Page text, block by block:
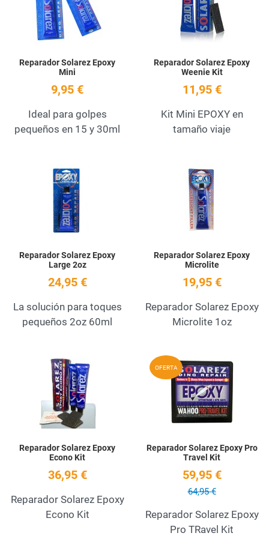
Reparador Solarez Epoxy
Mini
9,95 €
Ideal para golpes
pequeños en 15 y 30ml
Reparador Solarez Epoxy
Weenie Kit
11,95 €
Kit Mini EPOXY en
tamaño viaje
Add to Wishlist
Reparador Solarez Epoxy
Large 2oz
24,95 €
La solución para toques
pequeños 2oz 60ml
Reparador Solarez Epoxy
Microlite
19,95 €
Reparador Solarez Epoxy
Microlite 1oz
Add to Wishlist
Quick View
Reparador Solarez Epoxy
Econo Kit
36,95 €
Reparador Solarez Epoxy
Econo Kit
OFERTA
Reparador Solarez Epoxy Pro
Travel Kit
59,95 €
64,95 €
Reparador Solarez Epoxy
Pro TRavel Kit